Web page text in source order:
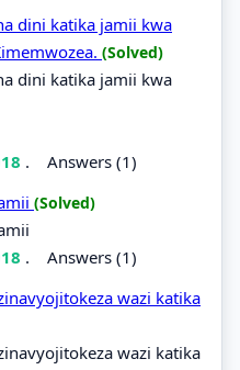
dini katika jamii kwa
(Solved)
dini katika jamii kwa
. Answers (1)
(Solved)
. Answers (1)
wazi katika
wazi katika